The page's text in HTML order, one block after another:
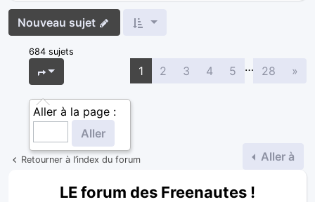
Nouveau sujet
684 sujets
Page
Aller à la page :
1 2 3 4 5 … 28 »
Retourner à l’index du forum Aller à
LE forum des Freenautes !